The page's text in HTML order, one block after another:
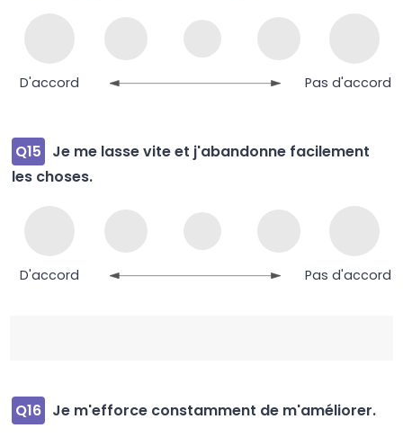
D'accord Pas d'accord
Q15
Je me lasse vite et j'abandonne facilement
les choses.
D'accord Pas d'accord
Q16 Je m'efforce constamment de m'améliorer.